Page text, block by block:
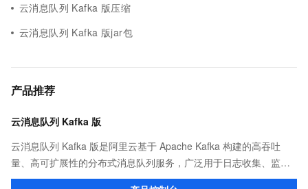
云消息队列 Kafka 版压缩
云消息队列 Kafka 版jar包
产品推荐
云消息队列 Kafka 版
云消息队列 Kafka 版是阿里云基于 Apache Kafka 构建的高吞吐
量、高可扩展性的分布式消息队列服务，广泛用于日志收集、监控
数据聚合、流式数据处理、在线和离线分析等，是大数据生态中不